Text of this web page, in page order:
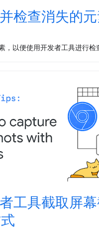
检查消失的
，以便使用开发者工具进行检
工具截取屏